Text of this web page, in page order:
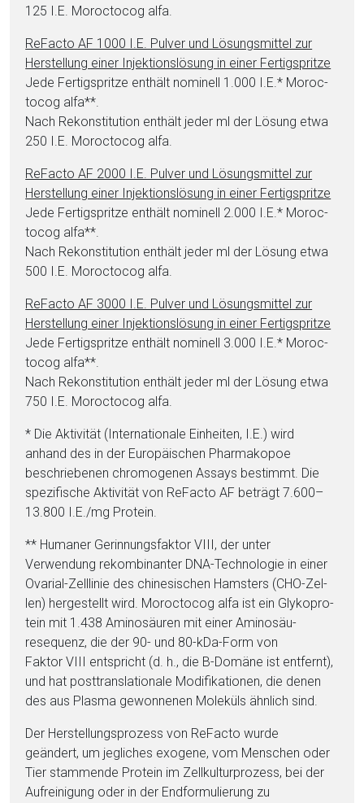
125 I.E. Mo­roc­to­cog al­fa.
ReFacto AF 1000 I.E. Pul­ver und Lö­sungs­mit­tel zur
Herstellung ei­ner In­jektionslösung in ei­ner Fertigspritze
Jede Fertigspritze enthält nominell 1.000 I.E.* Mo­roc­
to­cog al­fa**.
Nach Rekonstitution enthält jeder ml der Lö­sung et­wa
250 I.E. Mo­roc­to­cog al­fa.
ReFacto AF 2000 I.E. Pul­ver und Lö­sungs­mit­tel zur
Herstellung ei­ner In­jektionslösung in ei­ner Fertigspritze
Jede Fertigspritze enthält nominell 2.000 I.E.* Mo­roc­
to­cog al­fa**.
Nach Rekonstitution enthält jeder ml der Lö­sung et­wa
500 I.E. Mo­roc­to­cog al­fa.
ReFacto AF 3000 I.E. Pul­ver und Lö­sungs­mit­tel zur
Herstellung ei­ner In­jektionslösung in ei­ner Fertigspritze
Jede Fertigspritze enthält nominell 3.000 I.E.* Mo­roc­
to­cog al­fa**.
Nach Rekonstitution enthält jeder ml der Lö­sung et­wa
750 I.E. Mo­roc­to­cog al­fa.
* Die Ak­ti­vi­tät (In­ter­na­tio­nale Ein­hei­ten, I.E.) wird
anhand des in der Europäischen Pharmakopoe
beschriebenen chromogenen Assays bestimmt. Die
spezifische Ak­ti­vi­tät von ReFacto AF beträgt 7.600–
13.800 I.E./mg Pro­te­in.
** Hu­ma­ner Ge­rin­nungs­fak­tor VIII, der unter
Verwendung re­kom­bi­nan­ter DNA-Tech­no­lo­gie in ei­ner
Ovarial-Zelllinie des chi­nesischen Hams­ters (CHO-Zel­
len) her­ge­stellt wird. Mo­roc­to­cog al­fa ist ein Gly­ko­pro­
tein mit 1.438 Ami­no­säu­ren mit ei­ner Ami­no­säu­
resequenz, die der 90- und 80-kDa-Form von
Faktor VIII ent­spricht (d. h., die B-Domäne ist entfernt),
und hat posttranslationale Modifikationen, die denen
des aus Plasma gewonnenen Moleküls ähnlich sind.
Der Herstellungsprozess von ReFacto wurde
geändert, um jegliches exogene, vom Men­schen oder
Tier stammende Pro­te­in im Zellkulturprozess, bei der
Aufreinigung oder in der Endformulierung zu